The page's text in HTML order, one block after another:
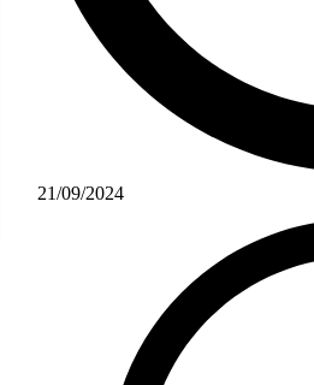
21/09/2024